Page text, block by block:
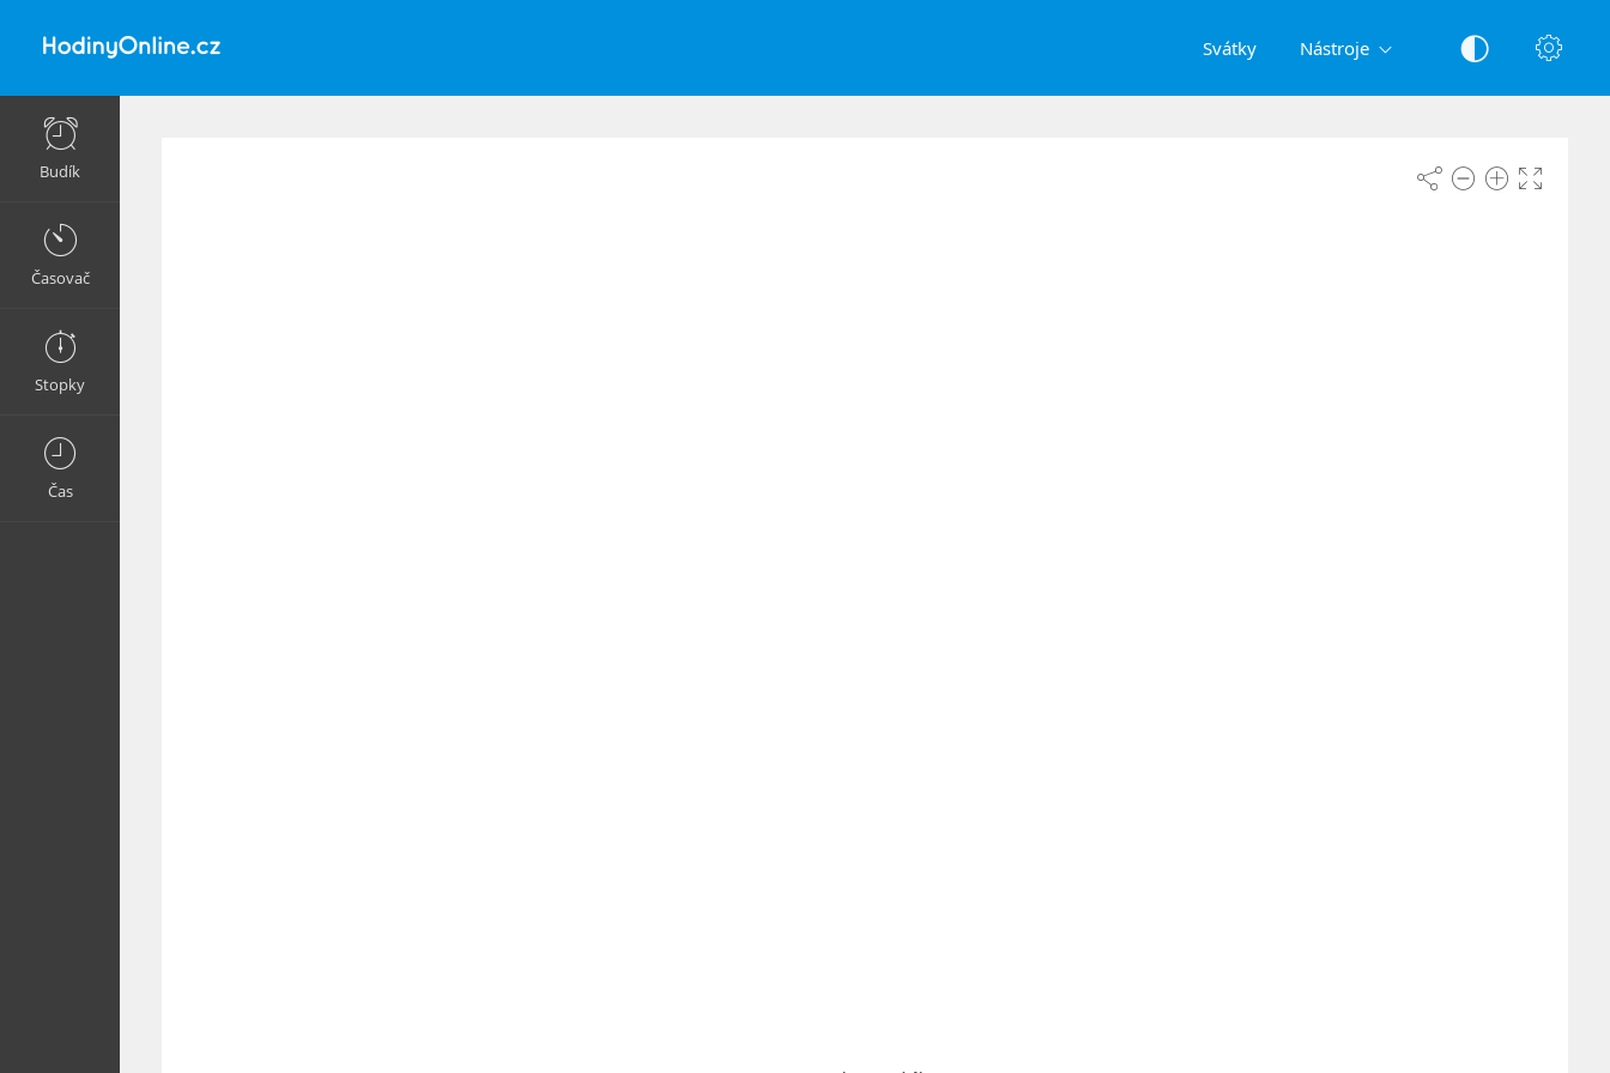
Svátky Nástroje
Budík
Časovač
Stopky
Čas